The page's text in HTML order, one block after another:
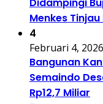
Didampingi
Menkes Tinjau
4
Februari 4, 2026
Bangunan
Semaindo
Rp12,7 Miliar